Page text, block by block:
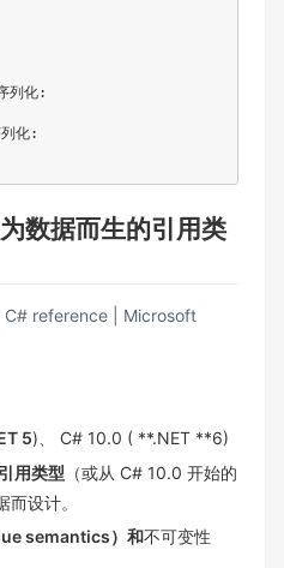
列化:
化:
数据而生的引用类
C# reference | Microsoft
5)、 C# 10.0 ( **.NET **6)
引用类型 （或从 C# 10.0 开始的
而设计。
semantics）和不可变性